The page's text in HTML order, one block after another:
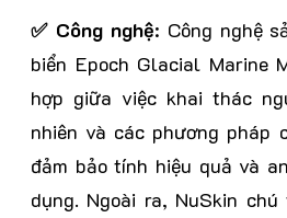
✅ Công nghệ: Công nghệ
biển Epoch Glacial Marine
hợp giữa việc khai thác
nhiên và các phương pháp
đảm bảo tính hiệu quả và
dụng. Ngoài ra, NuSkin